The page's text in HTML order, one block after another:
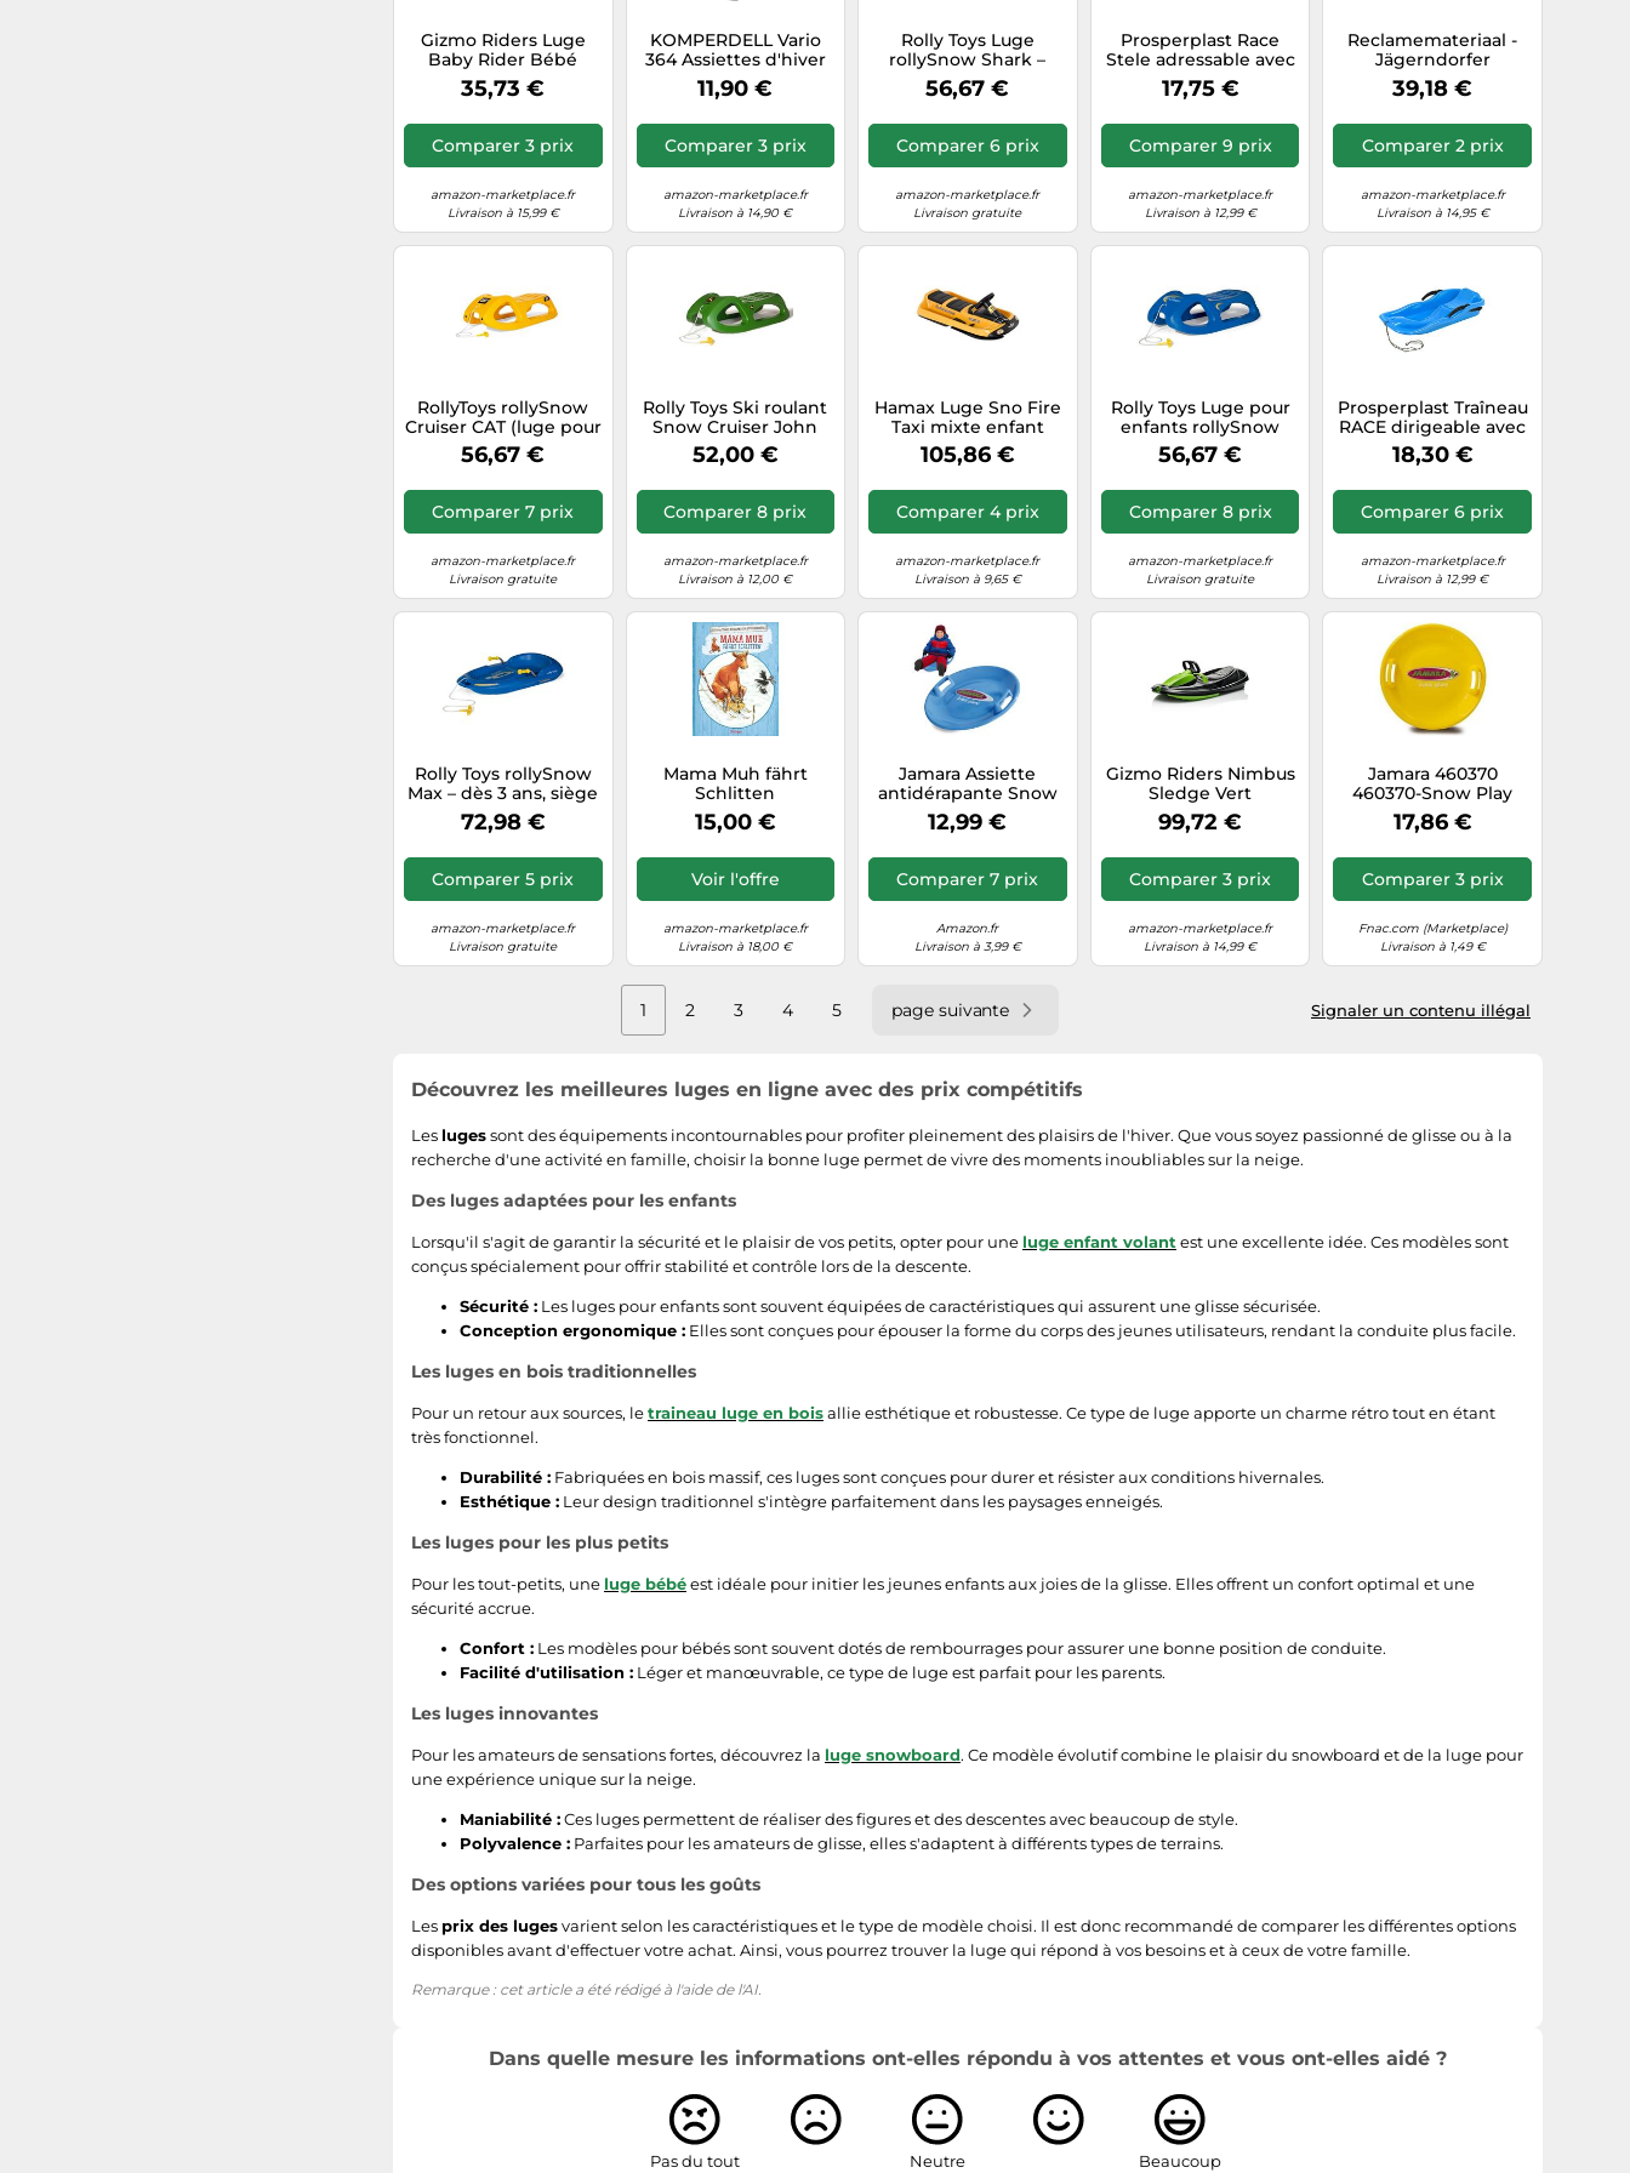
Gizmo Riders Luge
Baby Rider Bébé
Blanc Enfants
35,73 €
Comparer 3 prix
amazon-marketplace.fr
Livraison à 15,99 €
KOMPERDELL Vario
364 Assiettes d'hiver
Vario Noir Taille
Unique
11,90 €
Comparer 3 prix
amazon-marketplace.fr
Livraison à 14,90 €
Rolly Toys Luge
rollySnow Shark –
siège ergonomique,
Carving Bob – dès 3
56,67 €
Comparer 6 prix
amazon-marketplace.fr
Livraison gratuite
Prosperplast Race
Stele adressable avec
des freins et une
corde
17,75 €
Comparer 9 prix
amazon-marketplace.fr
Livraison à 12,99 €
Reclamemateriaal -
Jägerndorfer
Kabelbaan Catalogus
2019 (Jc2019)
39,18 €
Comparer 2 prix
amazon-marketplace.fr
Livraison à 14,95 €
RollyToys rollySnow
Cruiser CAT (luge pour
enfants, couleur jaune,
pour enfants à partir
construction stable)
200443
56,67 €
Comparer 7 prix
amazon-marketplace.fr
Livraison gratuite
Rolly Toys Ski roulant
Snow Cruiser John
Deere
52,00 €
Comparer 8 prix
amazon-marketplace.fr
Livraison à 12,00 €
Hamax Luge Sno Fire
Taxi mixte enfant
Jaune
105,86 €
Comparer 4 prix
amazon-marketplace.fr
Livraison à 9,65 €
Rolly Toys Luge pour
enfants rollySnow
Cruiser 200290, dès 3
ans, rails acier,
56,67 €
Comparer 8 prix
amazon-marketplace.fr
Livraison gratuite
Prosperplast Traîneau
RACE dirigeable avec
freins et corde
18,30 €
Comparer 6 prix
amazon-marketplace.fr
Livraison à 12,99 €
Rolly Toys rollySnow
Max – dès 3 ans, siège
ergonomique, 2 freins,
supporte jusqu'à 100
72,98 €
Comparer 5 prix
amazon-marketplace.fr
Livraison gratuite
Mama Muh fährt
Schlitten
15,00 €
Voir l'offre
amazon-marketplace.fr
Livraison à 18,00 €
Jamara Assiette
antidérapante Snow
Play 60 cm —
Poignées aux deux
robuste 555 g
12,99 €
Comparer 7 prix
Amazon.fr
Livraison à 3,99 €
Gizmo Riders Nimbus
Sledge Vert
99,72 €
Comparer 3 prix
amazon-marketplace.fr
Livraison à 14,99 €
Jamara 460370
460370-Snow Play
Barre d'appui
Antidérapante 60 cm
Côtés,Corps en
Plastique Robuste
17,86 €
Comparer 3 prix
Fnac.com (Marketplace)
Livraison à 1,49 €
Signaler un contenu illégal
1 2 3 4 5 page suivante
Découvrez les meilleures luges en ligne avec des prix compétitifs
Les lugessont des équipements incontournables pour profiter pleinement des plaisirs de l'hiver. Que vous soyez passionné de glisse ou à la
recherche d'une activité en famille, choisir la bonne luge permet de vivre des moments inoubliables sur la neige.
Des luges adaptées pour les enfants
Lorsqu'il s'agit de garantir la sécurité et le plaisir de vos petits, opter pour une luge enfant volant est une excellente idée. Ces modèles sont
conçus spécialement pour offrir stabilité et contrôle lors de la descente.
Sécurité : Les luges pour enfants sont souvent équipées de caractéristiques qui assurent une glisse sécurisée.
Conception ergonomique : Elles sont conçues pour épouser la forme du corps des jeunes utilisateurs, rendant la conduite plus facile.
Les luges en bois traditionnelles
Pour un retour aux sources, letraineau luge en boisallie esthétique et robustesse. Ce type de luge apporte un charme rétro tout en étant
très fonctionnel.
Durabilité : Fabriquées en bois massif, ces luges sont conçues pour durer et résister aux conditions hivernales.
Esthétique : Leur design traditionnel s'intègre parfaitement dans les paysages enneigés.
Les luges pour les plus petits
Pour les tout-petits, une luge bébéest idéale pour initier les jeunes enfants aux joies de la glisse. Elles offrent un confort optimal et une
sécurité accrue.
Confort : Les modèles pour bébés sont souvent dotés de rembourrages pour assurer une bonne position de conduite.
Facilité d'utilisation : Léger et manœuvrable, ce type de luge est parfait pour les parents.
Les luges innovantes
Pour les amateurs de sensations fortes, découvrez la luge snowboard. Ce modèle évolutif combine le plaisir du snowboard et de la luge pour
une expérience unique sur la neige.
Maniabilité :Ces luges permettent de réaliser des figures et des descentes avec beaucoup de style.
Polyvalence : Parfaites pour les amateurs de glisse, elles s'adaptent à différents types de terrains.
Des options variées pour tous les goûts
Les prix des lugesvarient selon les caractéristiques et le type de modèle choisi. Il est donc recommandé de comparer les différentes options
disponibles avant d'effectuer votre achat. Ainsi, vous pourrez trouver la luge qui répond à vos besoins et à ceux de votre famille.
Remarque : cet article a été rédigé à l'aide de l'AI.
Dans quelle mesure les informations ont-elles répondu à vos attentes et vous ont-elles aidé ?
Pas du tout Neutre Beaucoup